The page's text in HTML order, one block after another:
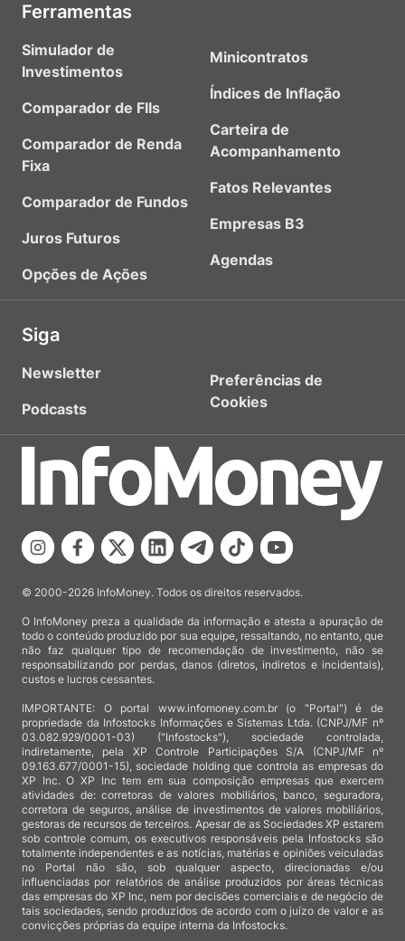
Ferramentas
Simulador de
Investimentos
Comparador de FIIs
Comparador de Renda
Fixa
Comparador de Fundos
Juros Futuros
Opções de Ações
Minicontratos
Índices de Inflação
Carteira de
Acompanhamento
Fatos Relevantes
Empresas B3
Agendas
Siga
Newsletter
Podcasts
Preferências de
Cookies
© 2000-2026 InfoMoney. Todos os direitos reservados.
O InfoMoney preza a qualidade da informação e atesta a apuração de
todo o conteúdo produzido por sua equipe, ressaltando, no entanto, que
não faz qualquer tipo de recomendação de investimento, não se
responsabilizando por perdas, danos (diretos, indiretos e incidentais),
custos e lucros cessantes.
IMPORTANTE: O portal www.infomoney.com.br (o "Portal") é de
propriedade da Infostocks Informações e Sistemas Ltda. (CNPJ/MF nº
03.082.929/0001-03) ("Infostocks"), sociedade controlada,
indiretamente, pela XP Controle Participações S/A (CNPJ/MF nº
09.163.677/0001-15), sociedade holding que controla as empresas do
XP Inc. O XP Inc tem em sua composição empresas que exercem
atividades de: corretoras de valores mobiliários, banco, seguradora,
corretora de seguros, análise de investimentos de valores mobiliários,
gestoras de recursos de terceiros. Apesar de as Sociedades XP estarem
sob controle comum, os executivos responsáveis pela Infostocks são
totalmente independentes e as notícias, matérias e opiniões veiculadas
no Portal não são, sob qualquer aspecto, direcionadas e/ou
influenciadas por relatórios de análise produzidos por áreas técnicas
das empresas do XP Inc, nem por decisões comerciais e de negócio de
tais sociedades, sendo produzidos de acordo com o juízo de valor e as
convicções próprias da equipe interna da Infostocks.